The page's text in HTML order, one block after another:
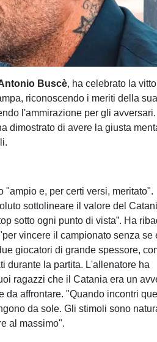
Buscè, ha celebrato la
riconoscendo i meriti della sua
l'ammirazione per gli
dimostrato di avere la giusta
"ampio e, per certi versi, meritato".
sottolineare il valore del
sotto ogni punto di vista”. Ha
vincere il campionato senza se
giocatori di grande spessore,
durante la partita. L'allenatore ha
ragazzi che il Catania era un
da affrontare. "Quando incontri
da sole. Gli stimoli sono
al massimo".